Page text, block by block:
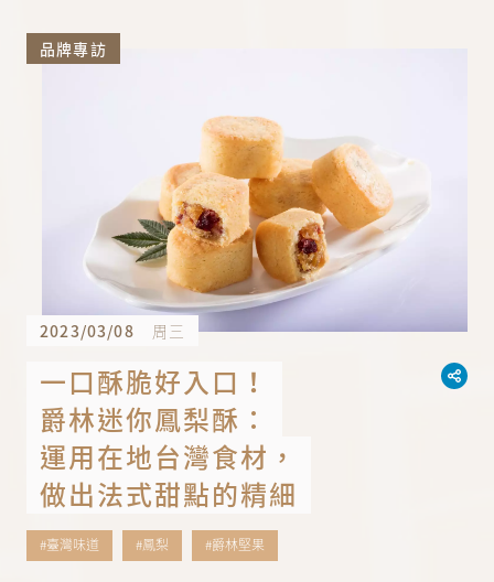
品牌專訪
2023/03/08 周三
一口酥脆好入口！
爵林迷你鳳梨酥：
運用在地台灣食材，
做出法式甜點的精細
#臺灣味道 #鳳梨 #爵林堅果